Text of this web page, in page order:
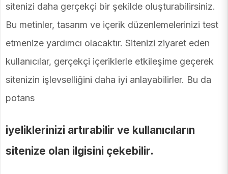
sitenizi daha gerçekçi bir şekilde oluşturabilirsiniz.
Bu metinler, tasarım ve içerik düzenlemelerinizi test
etmenize yardımcı olacaktır. Sitenizi ziyaret eden
kullanıcılar, gerçekçi içeriklerle etkileşime geçerek
sitenizin işlevselliğini daha iyi anlayabilirler. Bu da
potans
iyeliklerinizi artırabilir ve kullanıcıların
sitenize olan ilgisini çekebilir.